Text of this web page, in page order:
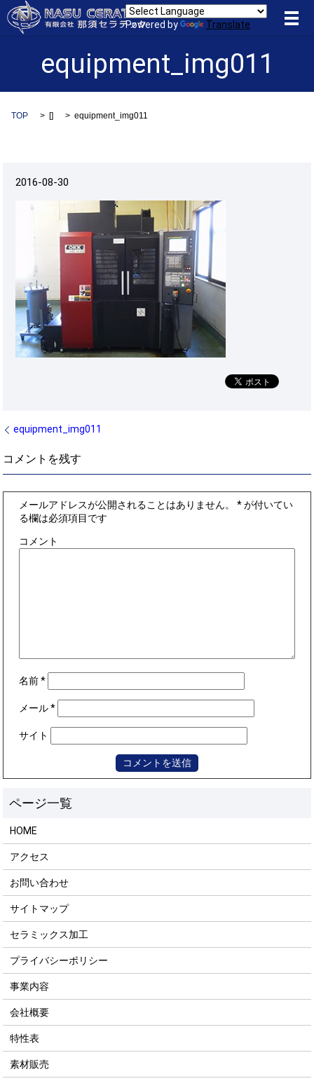
Powered by Translate メ
equipment_img011
TOP [] equipment_img011
2016-08-30
equipment_img011
コメントを残す
メールアドレスが公開されることはありません。 *が付いてい
る欄は必須項目です
コメント
名前*
メール*
サイト
HOME
アクセス
お問い合わせ
サイトマップ
セラミックス加工
プライバシーポリシー
事業内容
会社概要
特性表
素材販売